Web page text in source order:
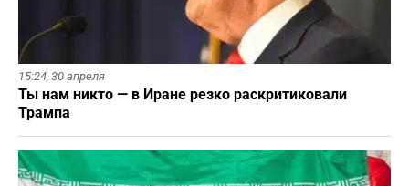
15:24, 30 апреля
Ты нам никто — в Иране резко раскритиковали
Трампа